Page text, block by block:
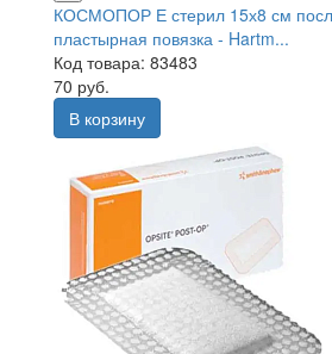
КОСМОПОР Е стерил 15х8 см
пластырная повязка - Hartm...
Код товара: 83483
70 руб.
В корзину